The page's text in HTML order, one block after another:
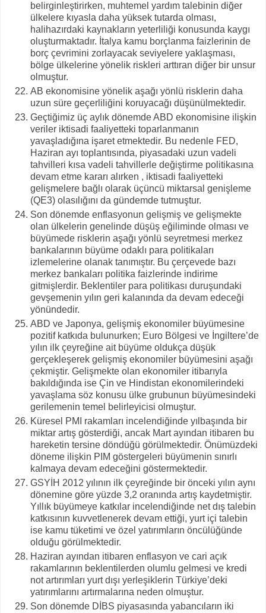
belirginleştirirken, muhtemel yardım talebinin diğer
ülkelere kıyasla daha yüksek tutarda olması,
halihazırdaki kaynakların yeterliliği konusunda kaygı
oluşturmaktadır. İtalya kamu borçlanma faizlerinin de
borç çevrimini zorlayacak seviyelere yaklaşması,
bölge ülkelerine yönelik riskleri arttıran diğer bir unsur
olmuştur.
AB ekonomisine yönelik aşağı yönlü risklerin daha
uzun süre geçerliliğini koruyacağı düşünülmektedir.
Geçtiğimiz üç aylık dönemde ABD ekonomisine ilişkin
veriler iktisadi faaliyetteki toparlanmanın
yavaşladığına işaret etmektedir. Bu nedenle FED,
Haziran ayı toplantısında, piyasadaki uzun vadeli
tahvilleri kısa vadeli tahvillerle değiştirme politikasına
devam etme kararı alırken , iktisadi faaliyetteki
gelişmelere bağlı olarak üçüncü miktarsal genişleme
(QE3) olasılığını da gündemde tutmuştur.
Son dönemde enflasyonun gelişmiş ve gelişmekte
olan ülkelerin genelinde düşüş eğiliminde olması ve
büyümede risklerin aşağı yönlü seyretmesi merkez
bankalarının büyüme odaklı para politikaları
izlemelerine olanak tanımıştır. Bu çerçevede bazı
merkez bankaları politika faizlerinde indirime
gitmişlerdir. Beklentiler para politikası duruşundaki
gevşemenin yılın geri kalanında da devam edeceği
yönündedir.
ABD ve Japonya, gelişmiş ekonomiler büyümesine
pozitif katkıda bulunurken; Euro Bölgesi ve İngiltere’de
yılın ilk çeyreğine ait büyüme oldukça düşük
gerçekleşerek gelişmiş ekonomiler büyümesini aşağı
çekmiştir. Gelişmekte olan ekonomiler itibarıyla
bakıldığında ise Çin ve Hindistan ekonomilerindeki
yavaşlama söz konusu ülke grubunun büyümesindeki
gerilemenin temel belirleyicisi olmuştur.
Küresel PMI rakamları incelendiğinde yılbaşında bir
miktar artış gösterdiği, ancak Mart ayından itibaren bu
hareketin tersine döndüğü görülmektedir. Önümüzdeki
döneme ilişkin PIM göstergeleri büyümenin sınırlı
kalmaya devam edeceğini göstermektedir.
GSYİH 2012 yılının ilk çeyreğinde bir önceki yılın aynı
dönemine göre yüzde 3,2 oranında artış kaydetmiştir.
Yıllık büyümeye katkılar incelendiğinde net dış talebin
katkısının kuvvetlenerek devam ettiği, yurt içi talebin
ise kamu tüketimi ve özel yatırımların öncülüğünde
olduğu görülmektedir.
Haziran ayından itibaren enflasyon ve cari açık
rakamlarının beklentilerden olumlu gelmesi ve kredi
not artırımları yurt dışı yerleşiklerin Türkiye’deki
yatırımlarını artırmalarına neden olmuştur.
Son dönemde DİBS piyasasında yabancıların iki